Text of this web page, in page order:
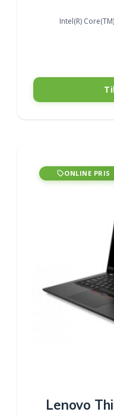
Intel(R)
ONLINE PRIS
Lenovo